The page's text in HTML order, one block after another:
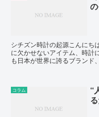
シチズン時計の起源こんにち
に欠かせないアイテム、時計
も日本が世界に誇るブランド
コラム
“